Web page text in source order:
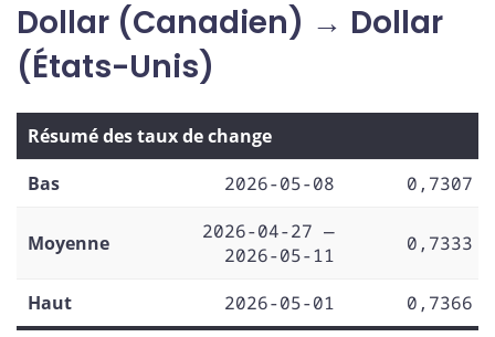
Dollar (Canadien) → Dollar
(États-Unis)
Résumé des taux de change
Bas
2026-05-08 0,7307
Moyenne
2026-04-27 —
2026-05-11
0,7333
Haut 2026-05-01 0,7366